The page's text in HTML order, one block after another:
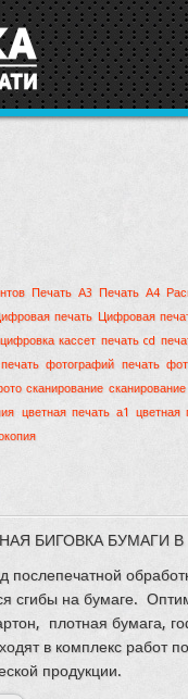
Печать А3 Печать А4
печать Цифровая
кассет печать cd
печать фотографий печать
сканирование
цветная печать а1
цветная
БИГОВКА БУМАГИ
послепечатной
сгибы на бумаге.
плотная бумага,
в комплекс работ
продукции.